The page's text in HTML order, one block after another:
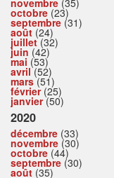
novembre (35)
octobre (23)
septembre (31)
août (24)
juillet(32)
juin (42)
mai (53)
avril(52)
mars(51)
février(25)
janvier(50)
2020
décembre (33)
novembre (30)
octobre (44)
septembre (30)
août (35)